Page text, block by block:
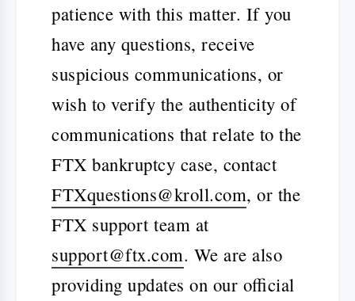
patience with this matter. If you
have any questions, receive
suspicious communications, or
wish to verify the authenticity of
communications that relate to the
FTX bankruptcy case, contact
FTXquestions@kroll.com, or the
FTX support team at
support@ftx.com. We are also
providing updates on our official